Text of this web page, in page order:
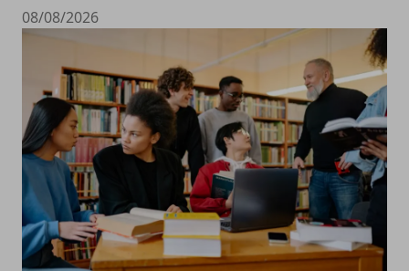
08/08/2026